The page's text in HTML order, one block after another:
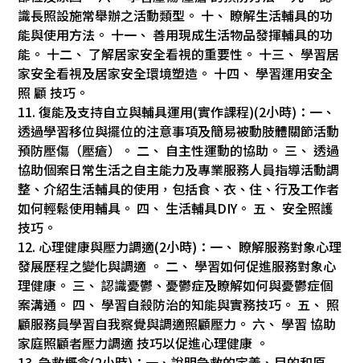
識長照設施常舉辦之活動類型。 十、 瞭解生活輔具的功
能與使用方法。 十一、 善用現成生活物品發揮輔具的功
能。 十二、 了解居家安全看視的重要性。 十三、 學習居
家安全看視及居家安全環境塑造。 十四、 學習運用安全
照 顧 技巧。
11. 復能及支持自立與輔具運用(實作課程)(2小時)：一、
透過學習移位與擺位的注意事項及簡易被動肢體關節活動
預防壓傷（壓瘡）。 二、 自主性運動的協助。 三、 透過
協助個案日常生活之自主能力及專業服務人員指導活動調
整、介紹生活輔具的使用，包括食、衣、住、行及工作者
如何輕鬆使用輔具。 四、 生活輔具DIY。 五、 安全照護
技巧。
12. 心理健康與壓力調適(2小時)：一、 瞭解服務對象心理
發展歷程之變化與調適 。 二、 學習如何促進服務對象心
理健康。 三、 認識憂鬱、憂鬱症及瞭解如何與憂鬱症個
案溝通。 四、 學習自殺防治的知能與實務技巧。 五、 照
顧服務員學習自我察覺與調適照顧壓力。 六、 學習 協助
家庭照顧者壓力調適 技巧以促進心理健康 。